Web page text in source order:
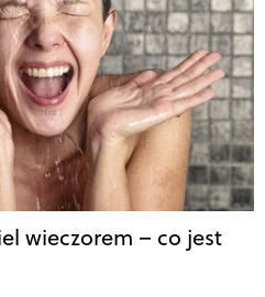
wieczorem – co jest